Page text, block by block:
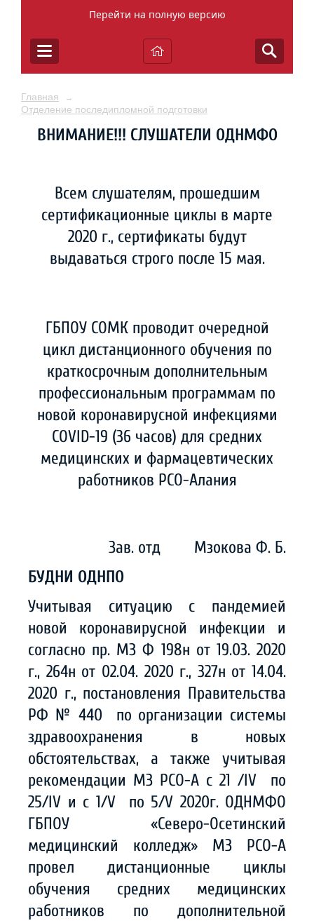
Перейти на полную версию
Главная →
Отделение последипломной подготовки
ВНИМАНИЕ!!! СЛУШАТЕЛИ ОДНМФО
Всем слушателям, прошедшим
сертификационные циклы в марте
2020 г., сертификаты будут
выдаваться строго после 15 мая.
ГБПОУ СОМК проводит очередной
цикл дистанционного обучения по
краткосрочным дополнительным
профессиональным программам по
новой коронавирусной инфекциями
COVID-19 (36 часов) для средних
медицинских и фармацевтических
работников РСО-Алания
Зав. отд Мзокова Ф. Б.
БУДНИ ОДНПО
Учитывая ситуацию с пандемией
новой коронавирусной инфекции и
согласно пр. МЗ Ф 198н от 19.03. 2020
г., 264н от 02.04. 2020 г., 327н от 14.04.
2020 г., постановления Правительства
РФ № 440 по организации системы
здравоохранения в новых
обстоятельствах, а также учитывая
рекомендации МЗ РСО-А с 21 /IV по
25/IV и с 1/V по 5/V 2020г. ОДНМФО
ГБПОУ «Северо-Осетинский
медицинский колледж» МЗ РСО-А
провел дистанционные циклы
обучения средних медицинских
работников по дополнительной